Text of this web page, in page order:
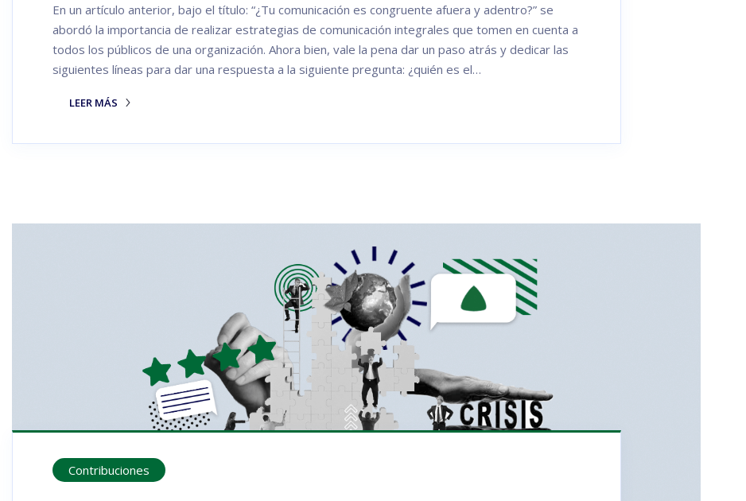
En un artículo anterior, bajo el título: “¿Tu comunicación es congruente afuera y adentro?” se
abordó la importancia de realizar estrategias de comunicación integrales que tomen en cuenta a
todos los públicos de una organización. Ahora bien, vale la pena dar un paso atrás y dedicar las
siguientes líneas para dar una respuesta a la siguiente pregunta: ¿quién es el…
LEER MÁS
Contribuciones